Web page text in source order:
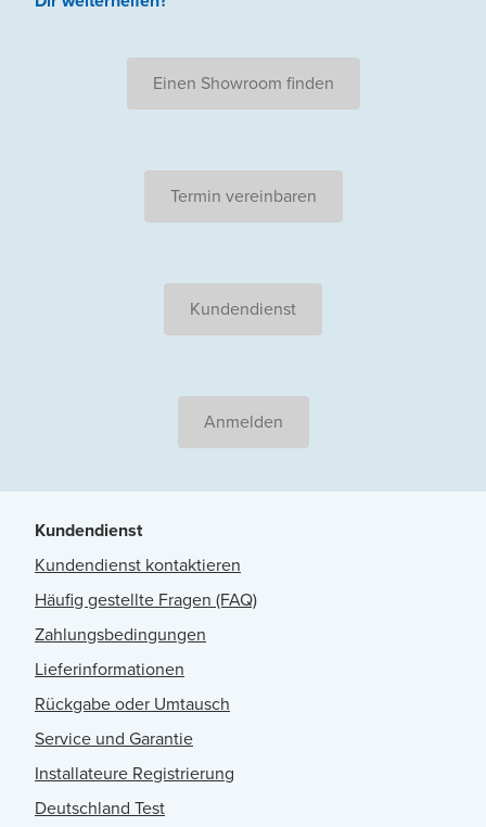
Einen Showroom finden
Termin vereinbaren
Kundendienst
Anmelden
Kundendienst
Kundendienst kontaktieren
Häufig gestellte Fragen (FAQ)
Zahlungsbedingungen
Lieferinformationen
Rückgabe oder Umtausch
Service und Garantie
Installateure Registrierung
Deutschland Test